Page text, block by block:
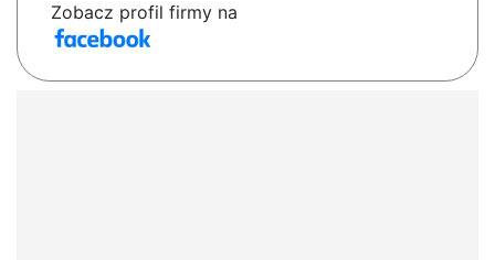
Zobacz profil firmy na